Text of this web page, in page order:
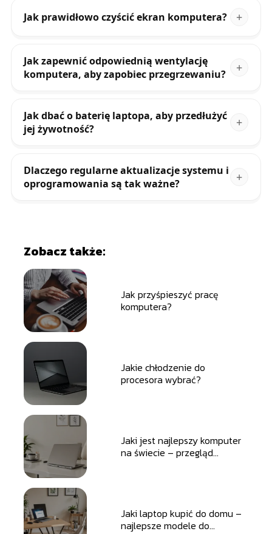
Jak prawidłowo czyścić ekran komputera?
Jak zapewnić odpowiednią wentylację
komputera, aby zapobiec przegrzewaniu?
Jak dbać o baterię laptopa, aby przedłużyć
jej żywotność?
Dlaczego regularne aktualizacje systemu i
oprogramowania są tak ważne?
Zobacz także:
Jak przyśpieszyć pracę
komputera?
Jakie chłodzenie do
procesora wybrać?
Jaki jest najlepszy komputer
na świecie – przegląd
Jaki laptop kupić do domu –
najlepsze modele do